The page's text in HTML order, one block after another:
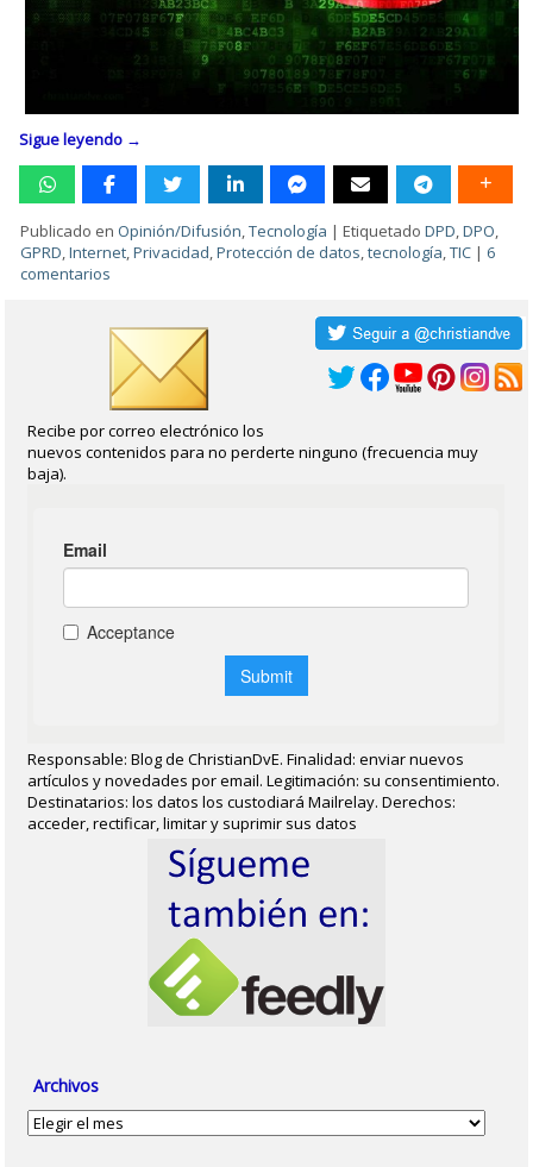
Sigue leyendo →
Publicado en Opinión/Difusión,Tecnología |Etiquetado DPD,DPO,
GPRD,Internet,Privacidad,Protección de datos,tecnología,TIC | 6
comentarios
Recibe por correo electrónico los
nuevos contenidos para no perderte ninguno (frecuencia muy
baja).
Responsable: Blog de ChristianDvE. Finalidad: enviar nuevos
artículos y novedades por email. Legitimación: su consentimiento.
Destinatarios: los datos los custodiará Mailrelay. Derechos:
acceder, rectificar, limitar y suprimir sus datos
Archivos
Archivos